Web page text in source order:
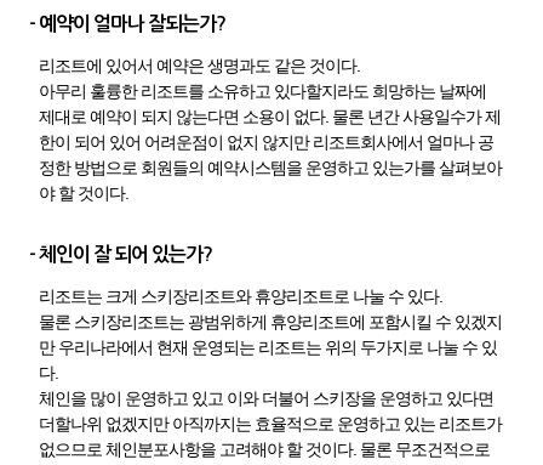
- 예약이 얼마나 잘되는가?
리조트에 있어서 예약은 생명과도 같은 것이다.
아무리 훌륭한 리조트를 소유하고 있다할지라도 희망하는 날짜에
제대로 예약이 되지 않는다면 소용이 없다. 물론 년간 사용일수가 제
한이 되어 있어 어려운점이 없지 않지만 리조트회사에서 얼마나 공
정한 방법으로 회원들의 예약시스템을 운영하고 있는가를 살펴보아
야 할 것이다.
- 체인이 잘 되어 있는가?
리조트는 크게 스키장리조트와 휴양리조트로 나눌 수 있다.
물론 스키장리조트는 광범위하게 휴양리조트에 포함시킬 수 있겠지
만 우리나라에서 현재 운영되는 리조트는 위의 두가지로 나눌 수 있
다.
체인을 많이 운영하고 있고 이와 더불어 스키장을 운영하고 있다면
더할나위 없겠지만 아직까지는 효율적으로 운영하고 있는 리조트가
없으므로 체인분포사항을 고려해야 할 것이다. 물론 무조건적으로